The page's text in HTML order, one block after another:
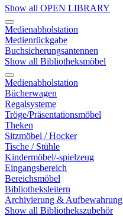
Show all OPEN LIBRARY
Medienabholstation
Medienrückgabe
Buchsicherungsantennen
Show all Bibliotheksmöbel
Medienabholstation
Bücherwagen
Regalsysteme
Tröge/Präsentationsmöbel
Theken
Sitzmöbel / Hocker
Tische / Stühle
Kindermöbel/-spielzeug
Eingangsbereich
Bereichsmöbel
Bibliotheksleitern
Archivierung & Aufbewahrung
Show all Bibliothekszubehör